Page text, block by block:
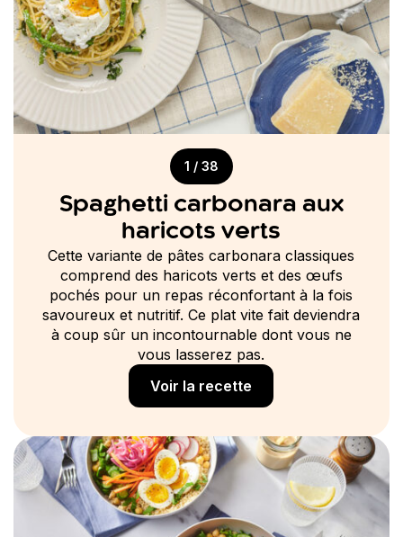
1 / 38
Spaghetti carbonara aux
haricots verts
Cette variante de pâtes carbonara classiques
comprend des haricots verts et des œufs
pochés pour un repas réconfortant à la fois
savoureux et nutritif. Ce plat vite fait deviendra
à coup sûr un incontournable dont vous ne
vous lasserez pas.
Voir la recette